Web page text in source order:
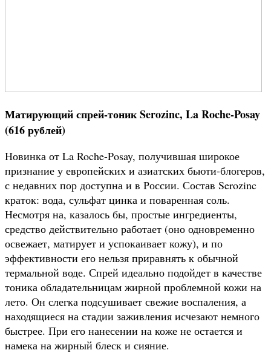
Матирующий спрей-тоник Serozinc, La Roche-Posay
(616 рублей)
Новинка от La Roche-Posay, получившая широкое
признание у европейских и азиатских бьюти-блогеров,
с недавних пор доступна и в России. Состав Serozinc
краток: вода, сульфат цинка и поваренная соль.
Несмотря на, казалось бы, простые ингредиенты,
средство действительно работает (оно одновременно
освежает, матирует и успокаивает кожу), и по
эффективности его нельзя приравнять к обычной
термальной воде. Спрей идеально подойдет в качестве
тоника обладательницам жирной проблемной кожи на
лето. Он слегка подсушивает свежие воспаления, а
находящиеся на стадии заживления исчезают немного
быстрее. При его нанесении на коже не остается и
намека на жирный блеск и сияние.